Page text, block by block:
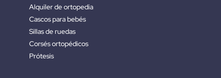
Alquiler de ortopedia
Cascos para bebés
Sillas de ruedas
Corsés ortopédicos
Prótesis